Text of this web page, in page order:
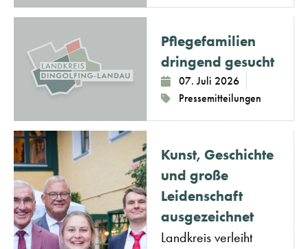
Pflegefamilien
dringend gesucht
07. Juli 2026
Pressemitteilungen
Kunst, Geschichte
und große
Leidenschaft
ausgezeichnet
Landkreis verleiht